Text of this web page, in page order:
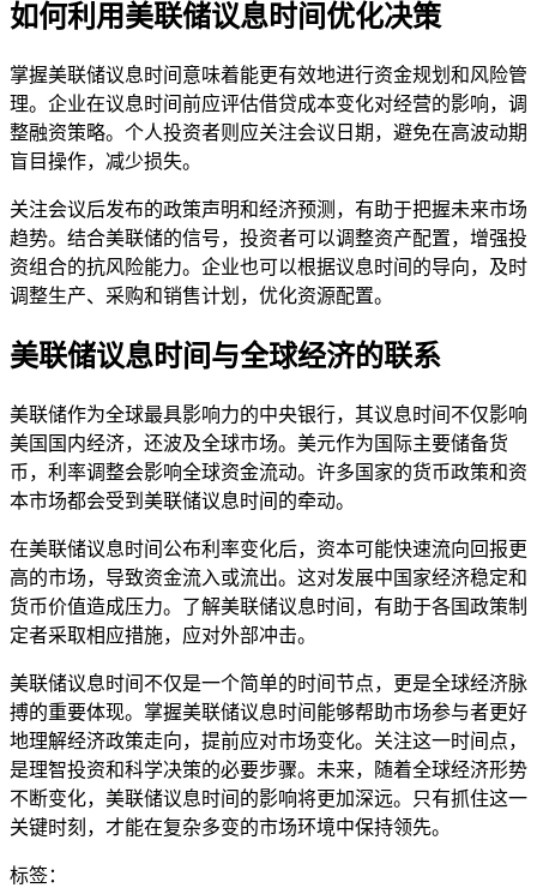
如何利用美联储议息时间优化决策
掌握美联储议息时间意味着能更有效地进行资金规划和风险管
理。企业在议息时间前应评估借贷成本变化对经营的影响，调
整融资策略。个人投资者则应关注会议日期，避免在高波动期
盲目操作，减少损失。
关注会议后发布的政策声明和经济预测，有助于把握未来市场
趋势。结合美联储的信号，投资者可以调整资产配置，增强投
资组合的抗风险能力。企业也可以根据议息时间的导向，及时
调整生产、采购和销售计划，优化资源配置。
美联储议息时间与全球经济的联系
美联储作为全球最具影响力的中央银行，其议息时间不仅影响
美国国内经济，还波及全球市场。美元作为国际主要储备货
币，利率调整会影响全球资金流动。许多国家的货币政策和资
本市场都会受到美联储议息时间的牵动。
在美联储议息时间公布利率变化后，资本可能快速流向回报更
高的市场，导致资金流入或流出。这对发展中国家经济稳定和
货币价值造成压力。了解美联储议息时间，有助于各国政策制
定者采取相应措施，应对外部冲击。
美联储议息时间不仅是一个简单的时间节点，更是全球经济脉
搏的重要体现。掌握美联储议息时间能够帮助市场参与者更好
地理解经济政策走向，提前应对市场变化。关注这一时间点，
是理智投资和科学决策的必要步骤。未来，随着全球经济形势
不断变化，美联储议息时间的影响将更加深远。只有抓住这一
关键时刻，才能在复杂多变的市场环境中保持领先。
标签：